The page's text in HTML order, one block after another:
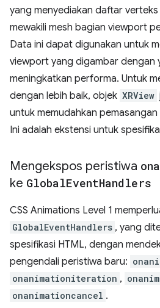
yang menyediakan daftar
mewakili mesh bagian viewport
Data ini dapat digunakan untuk
viewport yang digambar dengan
meningkatkan performa. Untuk
dengan lebih baik, objek XRView
untuk memudahkan
Ini adalah ekstensi untuk
Mengekspos peristiwa
ke GlobalEventHandlers
CSS Animations Level 1
GlobalEventHandlers , yang
spesifikasi HTML, dengan
pengendali peristiwa baru:
onanimationiteration ,
onanimationcancel .